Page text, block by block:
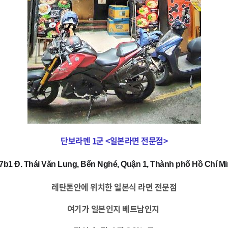
단보라멘 1군 <일본라면 전문점>
Đ. Thái Văn Lung, Bến Nghé, Quận 1, Thành phố Hồ Chí
레탄톤안에 위치한 일본식 라면 전문점
여기가 일본인지 베트남인지